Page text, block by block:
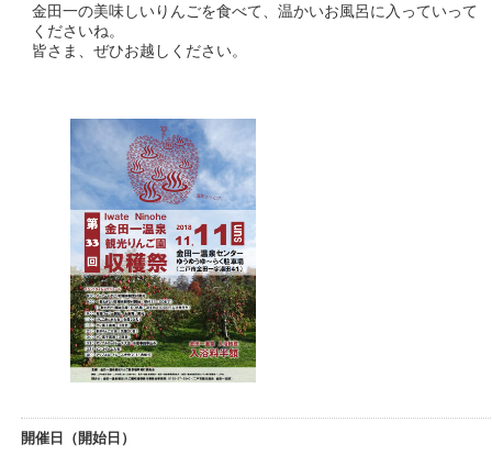
金田一の美味しいりんごを食べて、温かいお風呂に入っていって
くださいね。
皆さま、ぜひお越しください。
開催日（開始日）